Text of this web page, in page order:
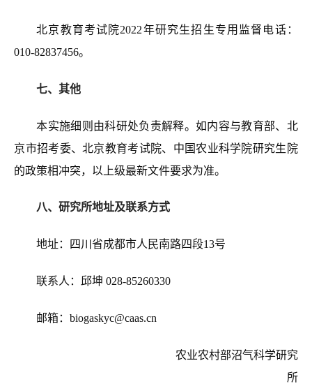
北京教育考试院2022年研究生招生专用监督电话：
010-82837456。
七、其他
本实施细则 由科研处负责解释。如内容与教育部、北
京市招考委、北京教育考试院、中国农业科学院研究生院
的政策相冲突，以上级最新文件要求为准。
八、研究所地址及联系方式
地址： 四川省成都市人民南路四段13号
联系人：邱坤 028-85260330
邮箱：biogaskyc@caas.cn
农业农村部沼气科学研究
所